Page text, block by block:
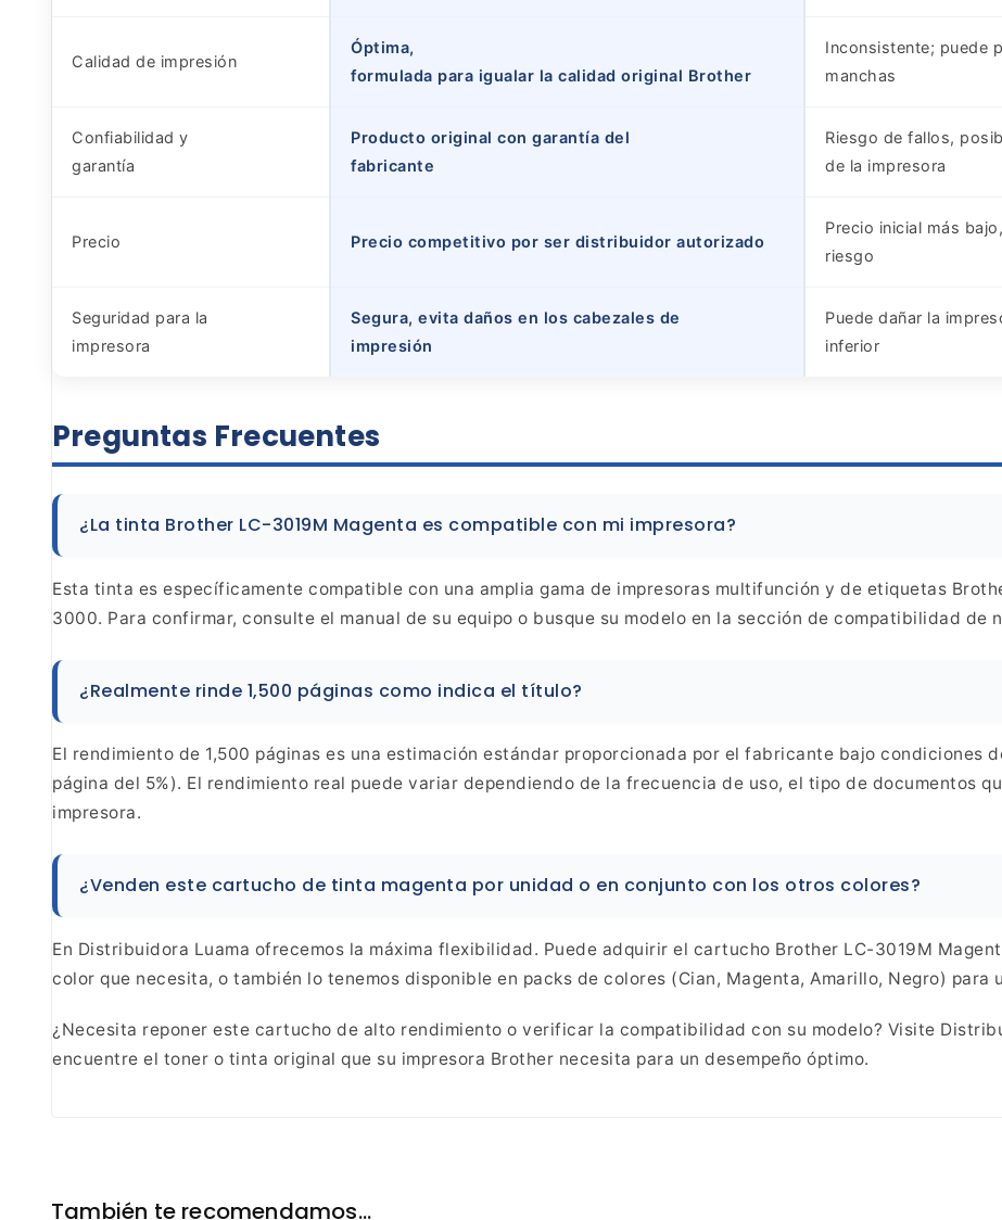
Calidad de impresión
Óptima,
formulada para igualar la calidad original Brother
Inconsistente; puede
manchas
Confiabilidad y
garantía
Producto original con garantía del
fabricante
Riesgo de fallos,
de la impresora
Precio Precio competitivo por ser distribuidor autorizado
Precio inicial más
riesgo
Seguridad para la
impresora
Segura, evita daños en los cabezales de
impresión
Puede dañar la
inferior
Preguntas Frecuentes
¿La tinta Brother LC-3019M Magenta es compatible con mi impresora?
Esta tinta es específicamente compatible con una amplia gama de impresoras multifunción y de etiquetas
3000. Para confirmar, consulte el manual de su equipo o busque su modelo en la sección de compatibilidad de
¿Realmente rinde 1,500 páginas como indica el título?
El rendimiento de 1,500 páginas es una estimación estándar proporcionada por el fabricante bajo condiciones
página del 5%). El rendimiento real puede variar dependiendo de la frecuencia de uso, el tipo de documentos
impresora.
¿Venden este cartucho de tinta magenta por unidad o en conjunto con los otros colores?
En Distribuidora Luama ofrecemos la máxima flexibilidad. Puede adquirir el cartucho Brother LC-3019M
color que necesita, o también lo tenemos disponible en packs de colores (Cian, Magenta, Amarillo, Negro) para
¿Necesita reponer este cartucho de alto rendimiento o verificar la compatibilidad con su modelo? Visite
encuentre el toner o tinta original que su impresora Brother necesita para un desempeño óptimo.
También te recomendamos…